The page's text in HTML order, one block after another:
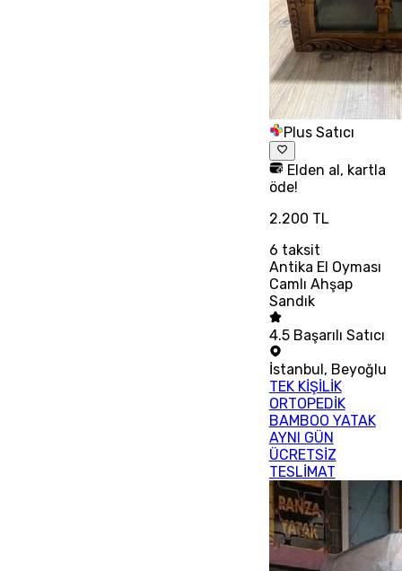
Plus Satıcı
Elden al, kartla
öde!
2.200 TL
6 taksit
Antika El Oyması
Camlı Ahşap
Sandık
4.5 Başarılı Satıcı
İstanbul, Beyoğlu
TEK KİŞİLİK
ORTOPEDİK
BAMBOO YATAK
AYNI GÜN
ÜCRETSİZ
TESLİMAT